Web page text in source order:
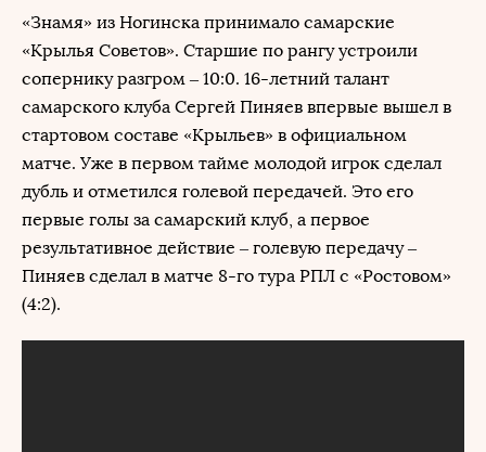
«Знамя» из Ногинска принимало самарские
«Крылья Советов». Старшие по рангу устроили
сопернику разгром – 10:0. 16-летний талант
самарского клуба Сергей Пиняев впервые вышел в
стартовом составе «Крыльев» в официальном
матче. Уже в первом тайме молодой игрок сделал
дубль и отметился голевой передачей. Это его
первые голы за самарский клуб, а первое
результативное действие – голевую передачу –
Пиняев сделал в матче 8-го тура РПЛ с «Ростовом»
(4:2).